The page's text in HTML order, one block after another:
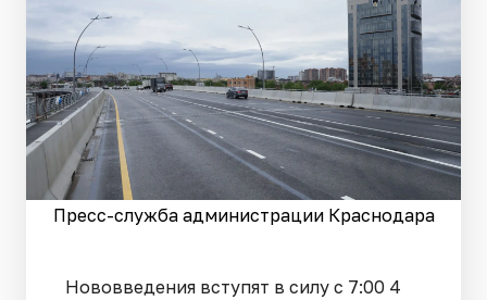
Пресс-служба администрации Краснодара
Нововведения вступят в силу с 7:00 4